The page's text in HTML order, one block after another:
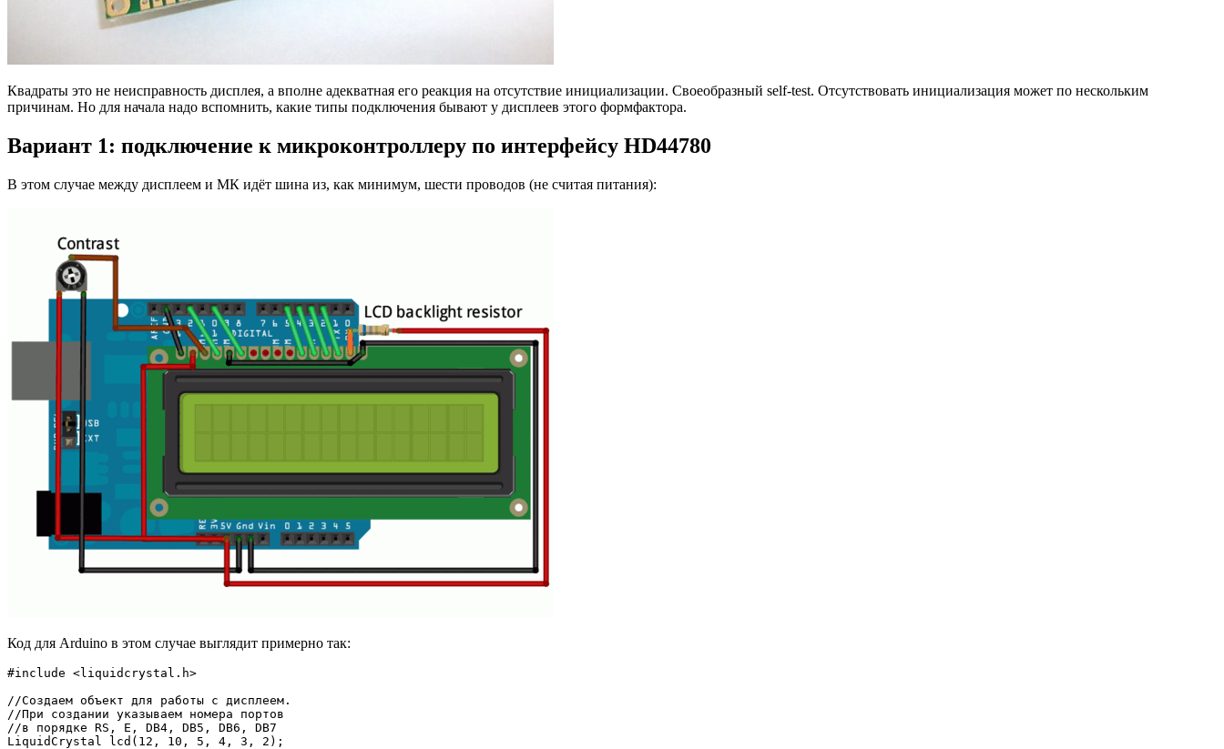
Квадраты это не неисправность дисплея, а вполне адекватная его реакция на отсутствие инициализации. Своеобразный self-test. Отсутствовать инициализация может по нескольким
причинам. Но для начала надо вспомнить, какие типы подключения бывают у дисплеев этого формфактора.
Вариант 1: подключение к микроконтроллеру по интерфейсу HD44780
В этом случае между дисплеем и МК идёт шина из, как минимум, шести проводов (не считая питания):
Код для Arduino в этом случае выглядит примерно так:
#include <liquidcrystal.h>
//Создаем объект для работы с дисплеем.
//При создании указываем номера портов
//в порядке RS, E, DB4, DB5, DB6, DB7
LiquidCrystal lcd ( 12 , 10 , 5 , 4 , 3 , 2 ) ;